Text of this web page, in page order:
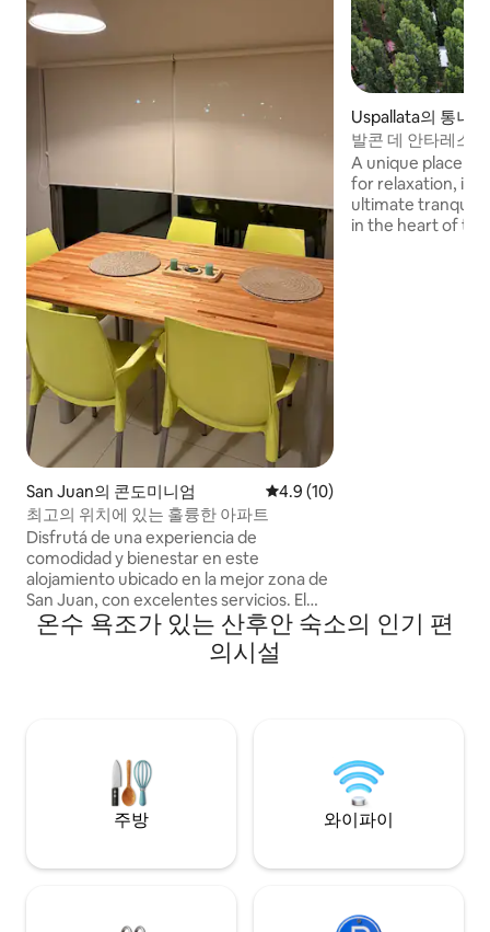
San Juan의 콘도미니엄 평점 4.9점(5점 만점), 후기 10
4.9 (10)
최고의 위치에 있는 훌륭한 아파트
Disfrutá de una experiencia de
comodidad y bienestar en este
alojamiento ubicado en la mejor zona de
San Juan, con excelentes servicios. El
edificio cuenta con fácil acceso,
ascensor, cochera interna y externa,
gimnasio, parrilla y espacios comunes
aires en todos los ambientes, TV, wifi,
lavarropas, microondas, cafetera, pava
eléctrica, y s/blancos.
Uspallata의 통나
발콘 데 안타레스
A unique place in
for relaxation, in
ultimate
in the heart of
온수 욕조가 있는 산후안 숙소의 인기 편
의시설
주방 와이파이